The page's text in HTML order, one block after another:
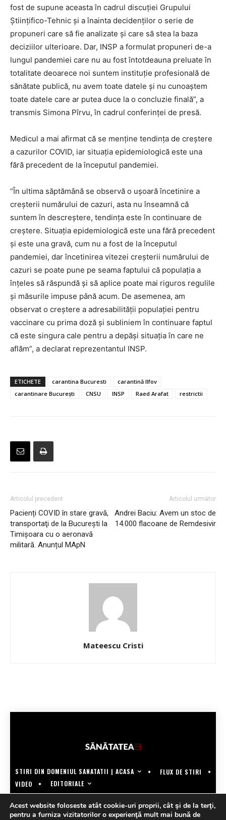
fost de supune aceasta în cadrul discuţiei Grupului
Ştiinţifico-Tehnic şi a înainta decidenţilor o serie de
propuneri care să fie analizate şi care să stea la baza
deciziilor ulterioare. Dar, INSP a formulat propuneri de-a
lungul pandemiei care nu au fost întotdeauna preluate în
totalitate deoarece noi suntem instituţie profesională de
sănătate publică, nu avem toate datele şi nu cunoaştem
toate datele care ar putea duce la o concluzie finală”, a
transmis Simona Pîrvu, în cadrul conferinţei de presă.
Medicul a mai afirmat că se menține tendinţa de creştere
a cazurilor COVID, iar situaţia epidemiologică este una
fără precedent de la începutul pandemiei.
“În ultima săptămână se observă o uşoară încetinire a
creşterii numărului de cazuri, asta nu înseamnă că
suntem în descreştere, tendinţa este în continuare de
creştere. Situaţia epidemiologică este una fără precedent
şi este una gravă, cum nu a fost de la începutul
pandemiei, dar încetinirea vitezei creşterii numărului de
cazuri se poate pune pe seama faptului că populaţia a
înţeles să răspundă şi să aplice poate mai riguros regulile
şi măsurile impuse până acum. De asemenea, am
observat o creştere a adresabilităţii populaţiei pentru
vaccinare cu prima doză şi subliniem în continuare faptul
că este singura cale pentru a depăşi situaţia în care ne
aflăm”, a declarat reprezentantul INSP.
ETICHETE carantina Bucuresti
carantină Ilfov
carantinare București
CNSU INSP Raed Arafat restrictii
Articolul precedent
Pacienți COVID în stare gravă,
transportaţi de la Bucureşti la
Timişoara cu o aeronavă
militară. Anunțul MApN
Articolul următor
Andrei Baciu: Avem un stoc de
14.000 flacoane de Remdesivir
Mateescu Cristi
STIRI DIN DOMENIUL SANATATII | ACASA
FLUX DE STIRI
VIDEO
EDITORIALE
Acest website foloseste atât cookie-uri proprii, cât şi de la terţi,
pentru a furniza vizitatorilor o experienţă mult mai bună de